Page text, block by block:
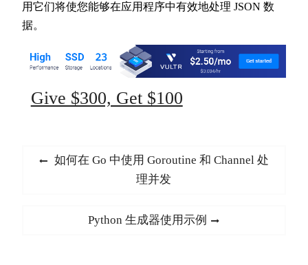
用它们将使您能够在应用程序中有效地处理 JSON 数
据。
Give $300, Get $100
Previous
如何在 Go 中使用 Goroutine 和 Channel 处
理并发
Next
Python 生成器使用示例